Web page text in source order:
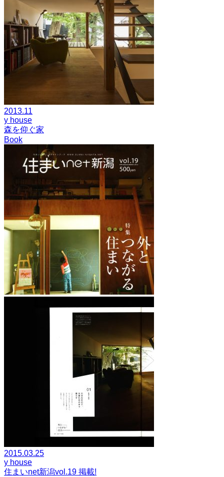
2013.11
y house
森を仰ぐ家
Book
2015.03.25
y house
住まいnet新潟vol.19 掲載!